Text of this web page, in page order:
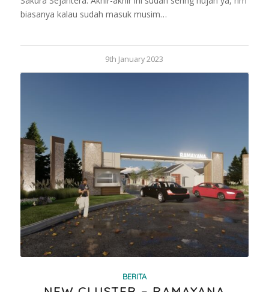
biasanya kalau sudah masuk musim…
9th January 2023
BERITA